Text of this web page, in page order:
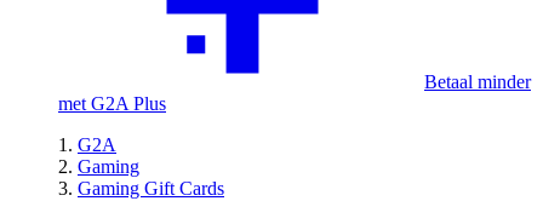
Betaal minder
met G2A Plus
G2A
Gaming
Gaming Gift Cards